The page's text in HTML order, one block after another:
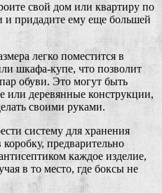
свой дом или квартиру по
и придадите ему еще большей
легко поместится в
шкафа-купе, что позволит
обуви. Это могут быть
или деревянные конструкции,
своими руками.
систему для хранения
предварительно
каждое изделие,
в то место, где боксы не